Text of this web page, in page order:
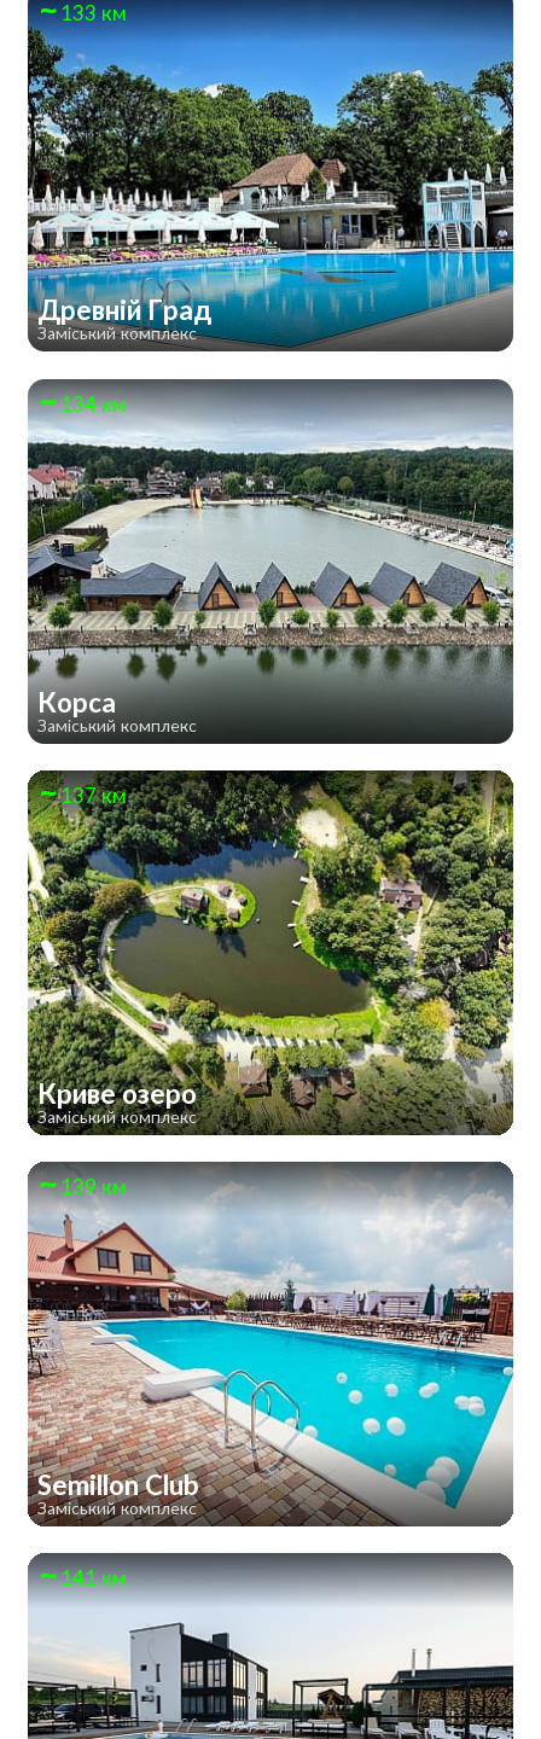
133 км
Древній Град
Заміський комплекс
134 км
Корса
Заміський комплекс
137 км
Криве озеро
Заміський комплекс
139 км
Semillon Club
Заміський комплекс
141 км